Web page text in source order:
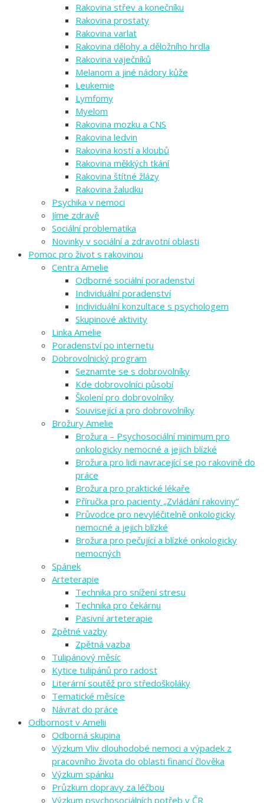
Rakovina střev a konečníku
Rakovina prostaty
Rakovina varlat
Rakovina dělohy a děložního hrdla
Rakovina vaječníků
Melanom a jiné nádory kůže
Leukemie
Lymfomy
Myelom
Rakovina mozku a CNS
Rakovina ledvin
Rakovina kostí a kloubů
Rakovina měkkých tkání
Rakovina štítné žlázy
Rakovina žaludku
Psychika v nemoci
Jíme zdravě
Sociální problematika
Novinky v sociální a zdravotní oblasti
Pomoc pro život s rakovinou
Centra Amelie
Odborné sociální poradenství
Individuální poradenství
Individuální konzultace s psychologem
Skupinové aktivity
Linka Amelie
Poradenství po internetu
Dobrovolnický program
Seznamte se s dobrovolníky
Kde dobrovolníci působí
Školení pro dobrovolníky
Související a pro dobrovolníky
Brožury Amelie
Brožura – Psychosociální minimum pro
onkologicky nemocné a jejich blízké
Brožura pro lidi navracející se po rakovině do
práce
Brožura pro praktické lékaře
Příručka pro pacienty „Zvládání rakoviny“
Průvodce pro nevyléčitelně onkologicky
nemocné a jejich blízké
Brožura pro pečující a blízké onkologicky
nemocných
Spánek
Arteterapie
Technika pro snížení stresu
Technika pro čekárnu
Pasivní arteterapie
Zpětné vazby
Zpětná vazba
Tulipánový měsíc
Kytice tulipánů pro radost
Literární soutěž pro středoškoláky
Tematické měsíce
Návrat do práce
Odbornost v Amelii
Odborná skupina
Výzkum Vliv dlouhodobé nemoci a výpadek z
pracovního života do oblasti financí člověka
Výzkum spánku
Průzkum dopravy za léčbou
Výzkum psychosociálních potřeb v ČR